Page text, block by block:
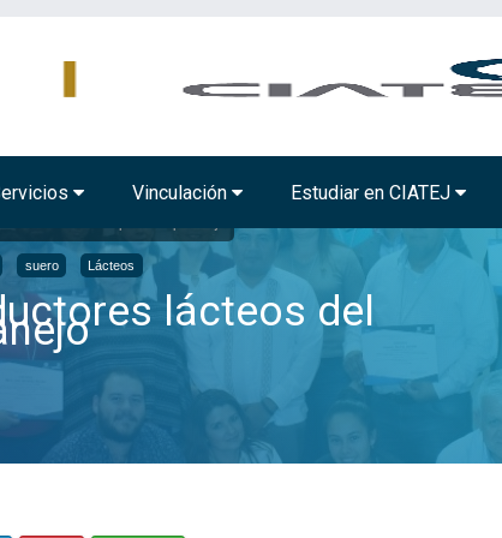
Vinculación Estudiar en CIATEJ
suero Lácteos
lácteos del